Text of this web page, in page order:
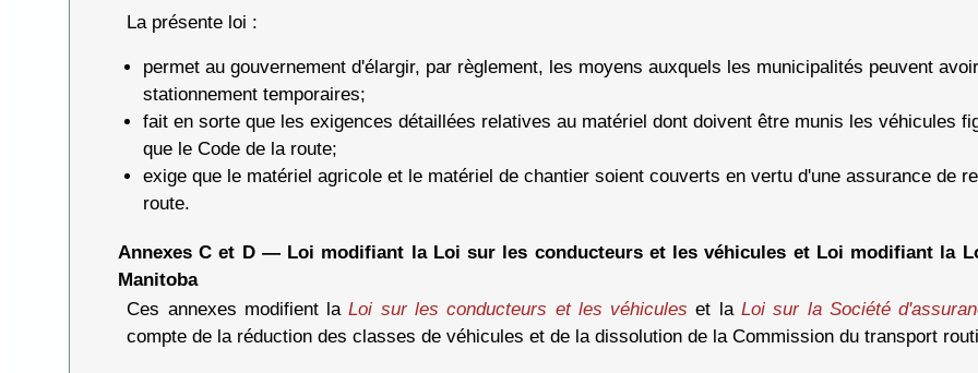
La présente loi :
permet au gouvernement d'élargir, par règlement, les moyens auxquels les municipalités peuvent
stationnement temporaires;
fait en sorte que les exigences détaillées relatives au matériel dont doivent être munis les véhicules
que le Code de la route;
exige que le matériel agricole et le matériel de chantier soient couverts en vertu d'une assurance de
route.
Annexes C et D — Loi modifiant la Loi sur les conducteurs et les véhicules et Loi modifiant la
Manitoba
Ces annexes modifient laLoi sur les conducteurs et les véhiculeset la Loi sur la Société
compte de la réduction des classes de véhicules et de la dissolution de la Commission du transport